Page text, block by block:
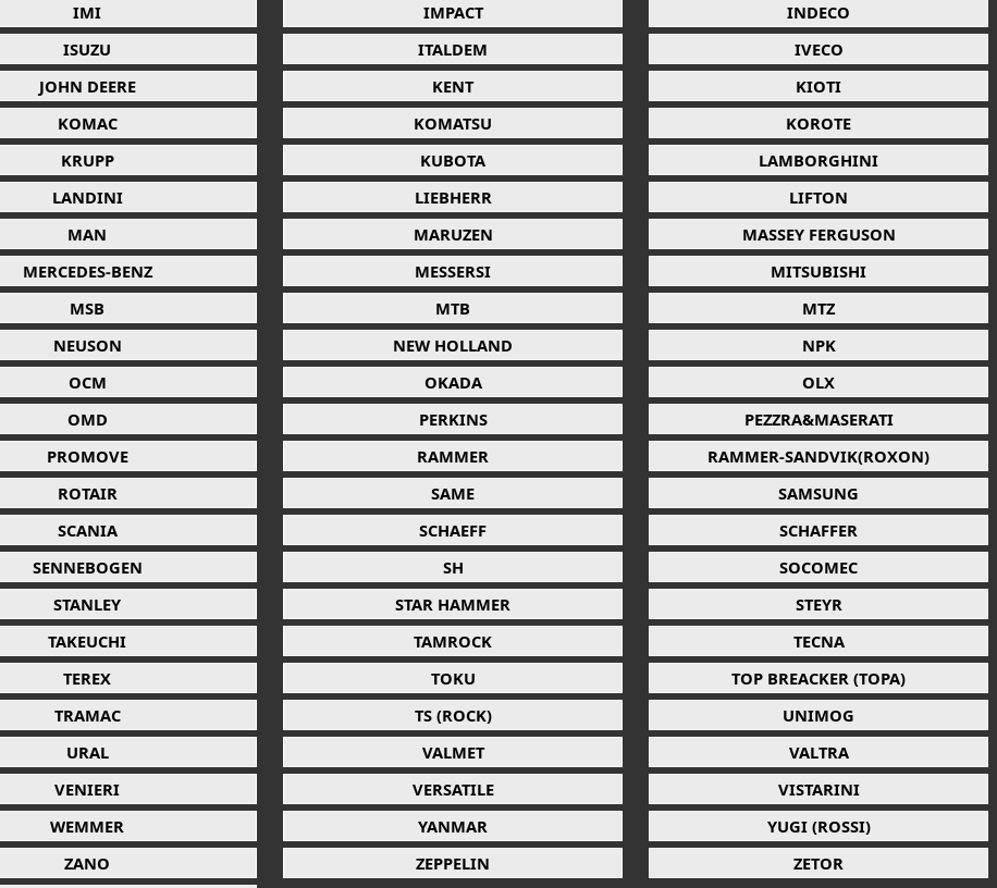
IMI IMPACT
INDECO
ISUZU ITALDEM
IVECO
JOHN DEERE KENT
KIOTI
KOMAC KOMATSU
KOROTE
KRUPP KUBOTA
LAMBORGHINI
LANDINI LIEBHERR
LIFTON
MAN MARUZEN
MASSEY FERGUSON
MERCEDES-BENZ MESSERSI
MITSUBISHI
MSB MTB
MTZ
NEUSON NEW HOLLAND
NPK
OCM OKADA
OLX
OMD PERKINS
PEZZRA&MASERATI
PROMOVE RAMMER
RAMMER-SANDVIK(ROXON)
ROTAIR SAME
SAMSUNG
SCANIA SCHAEFF
SCHAFFER
SENNEBOGEN SH
SOCOMEC
STANLEY STAR HAMMER
STEYR
TAKEUCHI TAMROCK
TECNA
TEREX TOKU
TOP BREACKER (TOPA)
TRAMAC TS (ROCK)
UNIMOG
URAL VALMET
VALTRA
VENIERI VERSATILE
VISTARINI
WEMMER YANMAR
YUGI (ROSSI)
ZANO ZEPPELIN
ZETOR